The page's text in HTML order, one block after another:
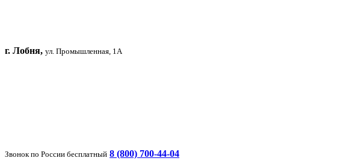
г. Лобня, ул. Промышленная, 1А
Звонок по России бесплатный 8 (800) 700-44-04